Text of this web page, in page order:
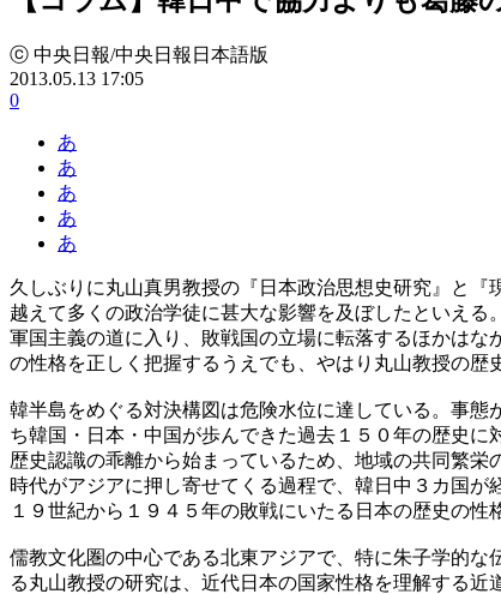
ⓒ 中央日報/中央日報日本語版
2013.05.13 17:05
0
あ
あ
あ
あ
あ
久しぶりに丸山真男教授の『日本政治思想史研究』と
越えて多くの政治学徒に甚大な影響を及ぼしたといえ
軍国主義の道に入り、敗戦国の立場に転落するほかは
の性格を正しく把握するうえでも、やはり丸山教授の歴
韓半島をめぐる対決構図は危険水位に達している。事
ち韓国・日本・中国が歩んできた過去１５０年の歴史
歴史認識の乖離から始まっているため、地域の共同繁
時代がアジアに押し寄せてくる過程で、韓日中３カ国
１９世紀から１９４５年の敗戦にいたる日本の歴史の
儒教文化圏の中心である北東アジアで、特に朱子学的
る丸山教授の研究は、近代日本の国家性格を理解する